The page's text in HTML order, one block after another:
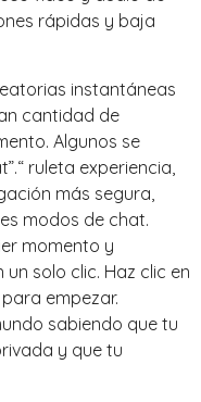
rápidas y baja
instantáneas
cantidad de
Algunos se
ruleta experiencia,
más segura,
modos de chat.
momento y
solo clic. Haz clic en
empezar.
sabiendo que tu
y que tu